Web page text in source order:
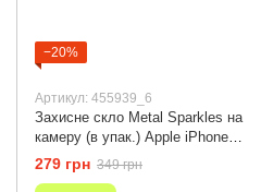
−20%
Артикул: 455939_6
Захисне скло Metal Sparkles на
камеру (в упак.) Apple iPhone
11 Pro Max Бузковий / Rainbow
279 грн 349 грн